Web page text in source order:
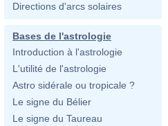
Directions d'arcs solaires
Bases de l'astrologie
Introduction à l'astrologie
L'utilité de l'astrologie
Astro sidérale ou tropicale ?
Le signe du Bélier
Le signe du Taureau